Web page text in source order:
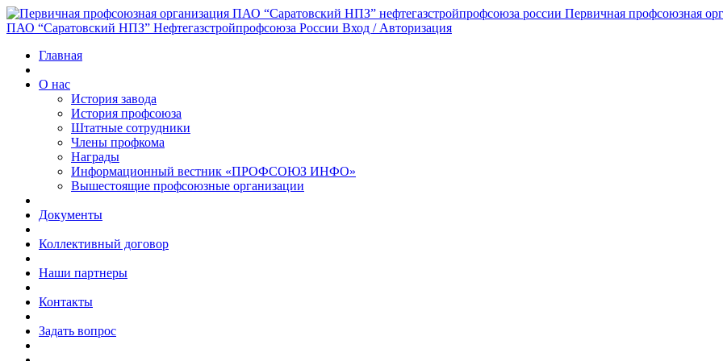
Первичная профсоюзная
ПАО “Саратовский НПЗ” Нефтегазстройпрофсоюза России Вход / Авторизация
Главная
О нас
История завода
История профсоюза
Штатные сотрудники
Члены профкома
Награды
Информационный вестник «ПРОФСОЮЗ ИНФО»
Вышестоящие профсоюзные организации
Документы
Коллективный договор
Наши партнеры
Контакты
Задать вопрос